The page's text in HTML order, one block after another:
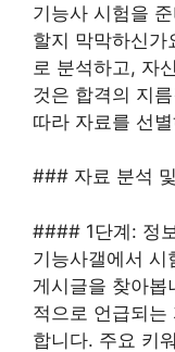
기능사 시험을
할지 막막하신가
로 분석하고, 자
것은 합격의 지
따라 자료를 선
### 자료 분석
#### 1단계: 정
기능사갤에서 시
게시글을 찾아봅
적으로 언급되는
합니다. 주요 키